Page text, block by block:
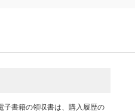
子書籍の領収書は、購入履歴の